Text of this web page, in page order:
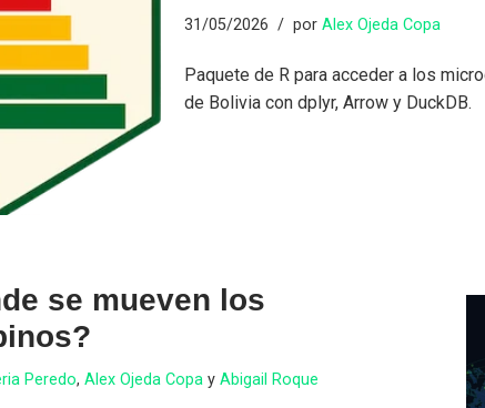
31/05/2026 porAlex Ojeda Copa
Paquete de R para acceder a los
de Bolivia con dplyr, Arrow y DuckDB.
se mueven los
Peredo, Alex Ojeda Copa y Abigail Roque